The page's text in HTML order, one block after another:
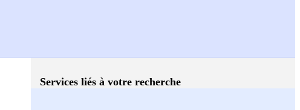
Services liés à votre recherche